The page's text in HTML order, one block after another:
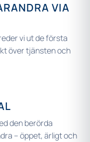
VIA
vi ut de första
över tjänsten och
den berörda
– öppet, ärligt och